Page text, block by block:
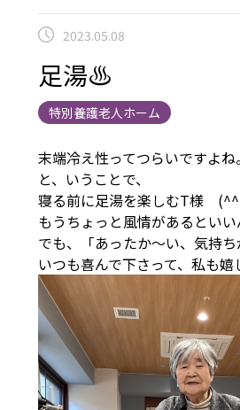
2023.05.08
足湯♨
特別養護老人ホーム
末端冷え性ってつらいですよね
と、いうことで、
寝る前に足湯を楽しむT様
もうちょっと風情があるとい
でも、「あったか～い、気持
いつも喜んで下さって、私も